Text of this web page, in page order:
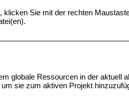
Sie mit der rechten
globale Ressourcen in der aktuell
sie zum aktiven Projekt